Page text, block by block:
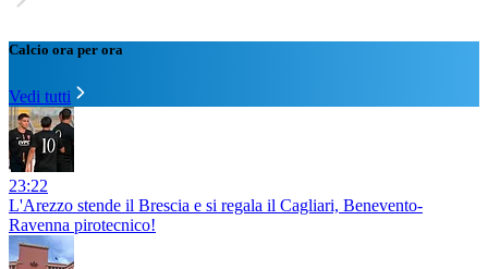
Calcio ora per ora
Vedi tutti
23:22
L'Arezzo stende il Brescia e si regala il Cagliari, Benevento-
Ravenna pirotecnico!